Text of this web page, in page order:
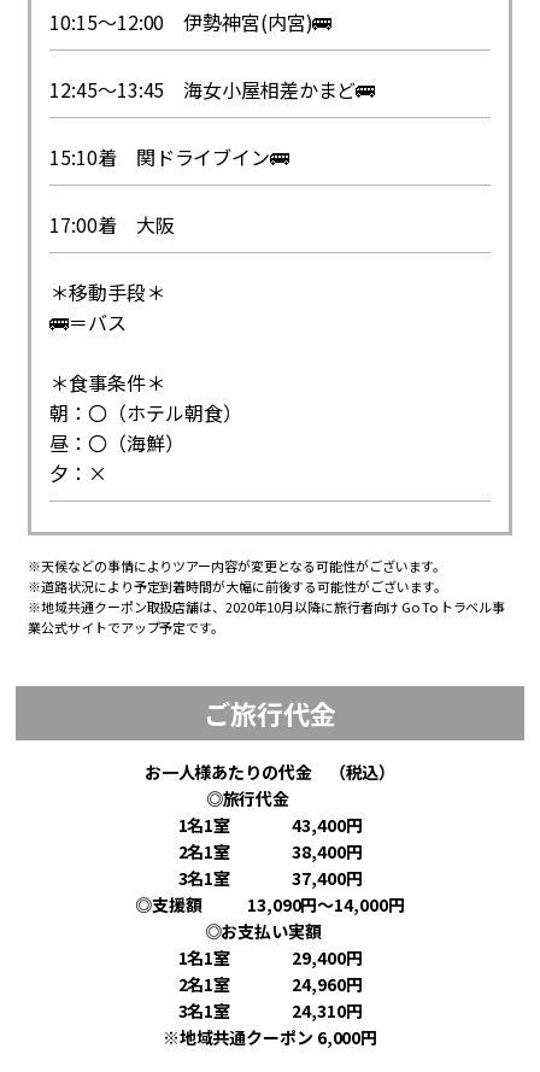
10:15～12:00 伊勢神宮(内宮)🚌
12:45～13:45 海女小屋相差かまど🚌
15:10着 関ドライブイン🚌
17:00着 大阪
＊移動手段＊
🚌＝バス
＊食事条件＊
朝：〇（ホテル朝食）
昼：〇（海鮮）
夕：×
※天候などの事情によりツアー内容が変更となる可能性がございます。
※道路状況により予定到着時間が大幅に前後する可能性がございます。
※地域共通クーポン取扱店舗は、2020年10月以降に旅行者向け Go To トラベル事
業公式サイトでアップ予定です。
ご旅行代金
お一人様あたりの代金 （税込）
◎旅行代金
1名1室 43,400円
2名1室 38,400円
3名1室 37,400円
◎支援額 13,090円～14,000円
◎お支払い実額
1名1室 29,400円
2名1室 24,960円
3名1室 24,310円
※地域共通クーポン 6,000円